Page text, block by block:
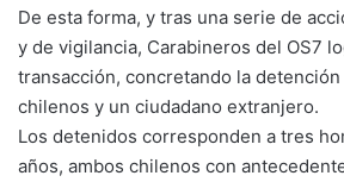
De esta forma, y tras una serie de
y de vigilancia, Carabineros del OS7
transacción, concretando la
chilenos y un ciudadano extranjero.
Los detenidos corresponden a tres
años, ambos chilenos con